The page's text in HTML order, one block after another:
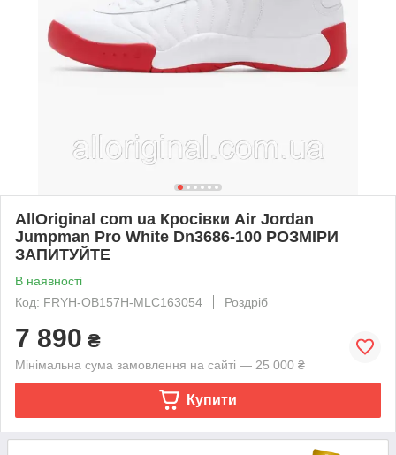
AllOriginal com ua Кросівки Air Jordan
Jumpman Pro White Dn3686-100 РОЗМІРИ
ЗАПИТУЙТЕ
В наявності
Код: FRYH-OB157H-MLC163054
Роздріб
7 890 ₴
Мінімальна сума замовлення на сайті — 25 000 ₴
Купити